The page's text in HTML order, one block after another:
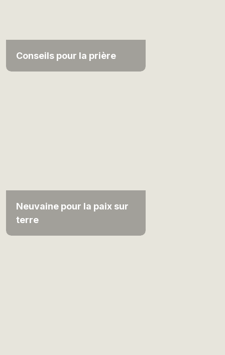
Conseils pour la prière
Neuvaine pour la paix sur
terre